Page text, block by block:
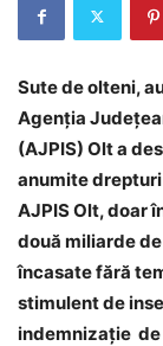
Sute de olteni,
Agenţia
(AJPIS) Olt a
anumite
AJPIS Olt, doar
două miliarde
încasate fără
stimulent de
indemnizaţie de